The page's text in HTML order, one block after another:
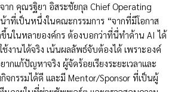
ก คุณรฐิยา อิสระชัยกุล Chief Operating
าที่เป็นหนึ่งในคณะกรรมการ “จากที่มีโอกาส
ขึ้นในหลายองค์กร ต้องบอกว่าที่นี่ทำด้าน AI ได้
ช้งานได้จริง เน้นผลลัพธ์จับต้องได้ เพราะองค์
แก้ปัญหาจริง ผู้จัดร้อยเรียงระยะเวลาและ
จกรรมได้ดี และมี Mentor/Sponsor ที่เป็นผู้